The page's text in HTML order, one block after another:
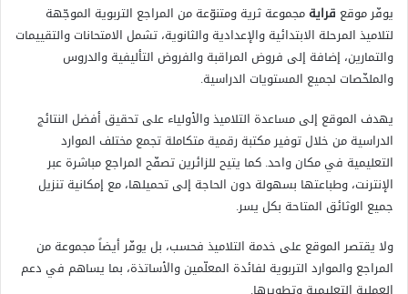
يوفّر موقع قرايةمجموعة ثرية ومتنوّعة من المراجع التربوية الموجّهة
لتلاميذ المرحلة الابتدائية والإعدادية والثانوية، تشمل الامتحانات والتقييمات
والتمارين، إضافة إلى فروض المراقبة والفروض التأليفية والدروس
والملخّصات لجميع المستويات الدراسية.
يهدف الموقع إلى مساعدة التلاميذ والأولياء على تحقيق أفضل النتائج
الدراسية من خلال توفير مكتبة رقمية متكاملة تجمع مختلف الموارد
التعليمية في مكان واحد. كما يتيح للزائرين تصفّح المراجع مباشرة عبر
الإنترنت، وطباعتها بسهولة دون الحاجة إلى تحميلها، مع إمكانية تنزيل
جميع الوثائق المتاحة بكل يسر.
ولا يقتصر الموقع على خدمة التلاميذ فحسب، بل يوفّر أيضاً مجموعة من
المراجع والموارد التربوية لفائدة المعلّمين والأساتذة، بما يساهم في دعم